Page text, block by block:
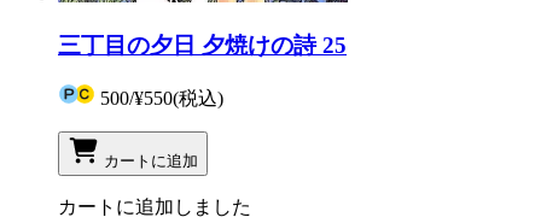
三丁目の夕日 夕焼けの詩 25
500/¥550(税込)
カートに追加
カートに追加しました